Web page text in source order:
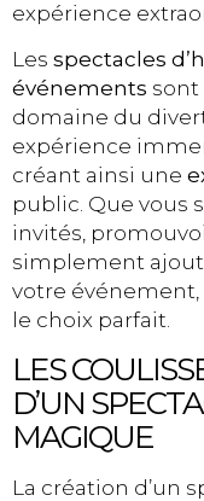
expérience
Les spectacles
événements sont
domaine du
expérience
créant ainsi une
public. Que vous
invités,
simplement
votre
le choix parfait.
LES
D’UN
MAGIQUE
La création d’un